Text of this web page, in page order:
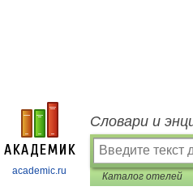
academic.ru
Словари и
Каталог отелей